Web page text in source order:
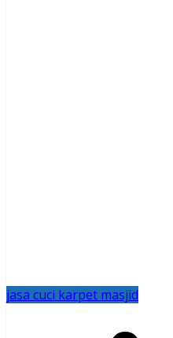
jasa cuci karpet masjid